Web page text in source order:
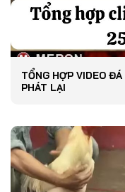
TỔNG HỢP VIDEO
PHÁT LẠI